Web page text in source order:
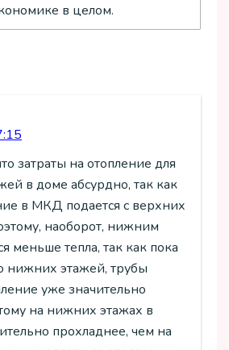
в целом.
затраты на отопление для
в доме абсурдно, так как
в МКД подается с верхних
наоборот, нижним
меньше тепла, так как пока
нижних этажей, трубы
уже значительно
на нижних этажах в
прохладнее, чем на